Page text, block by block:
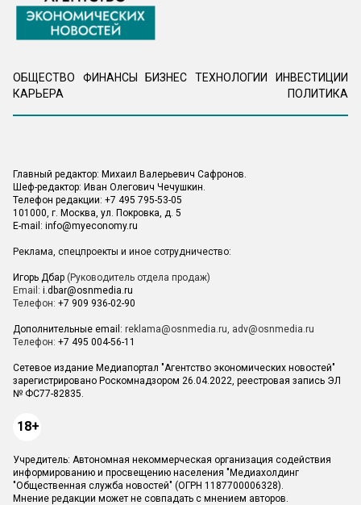
ОБЩЕСТВО ФИНАНСЫ БИЗНЕС ТЕХНОЛОГИИ
ИНВЕСТИЦИИ
КАРЬЕРА
ПОЛИТИКА
Главный редактор: Михаил Валерьевич Сафронов.
Шеф-редактор: Иван Олегович Чечушкин.
Телефон редакции: +7 495 795-53-05
101000, г. Москва, ул. Покровка, д. 5
E-mail: info@myeconomy.ru
Реклама, спецпроекты и иное сотрудничество:
Игорь Дбар (Руководитель отдела продаж)
Email: i.dbar@osnmedia.ru
Телефон: +7 909 936-02-90
Дополнительные email: reklama@osnmedia.ru, adv@osnmedia.ru
Телефон: +7 495 004-56-11
Сетевое издание Медиапортал "Агентство экономических новостей"
зарегистрировано Роскомнадзором 26.04.2022, реестровая запись ЭЛ
№ ФС77-82835.
18+
Учредитель: Автономная некоммерческая организация содействия
информированию и просвещению населения "Медиахолдинг
"Общественная служба новостей" (ОГРН 1187700006328).
Мнение редакции может не совпадать с мнением авторов.